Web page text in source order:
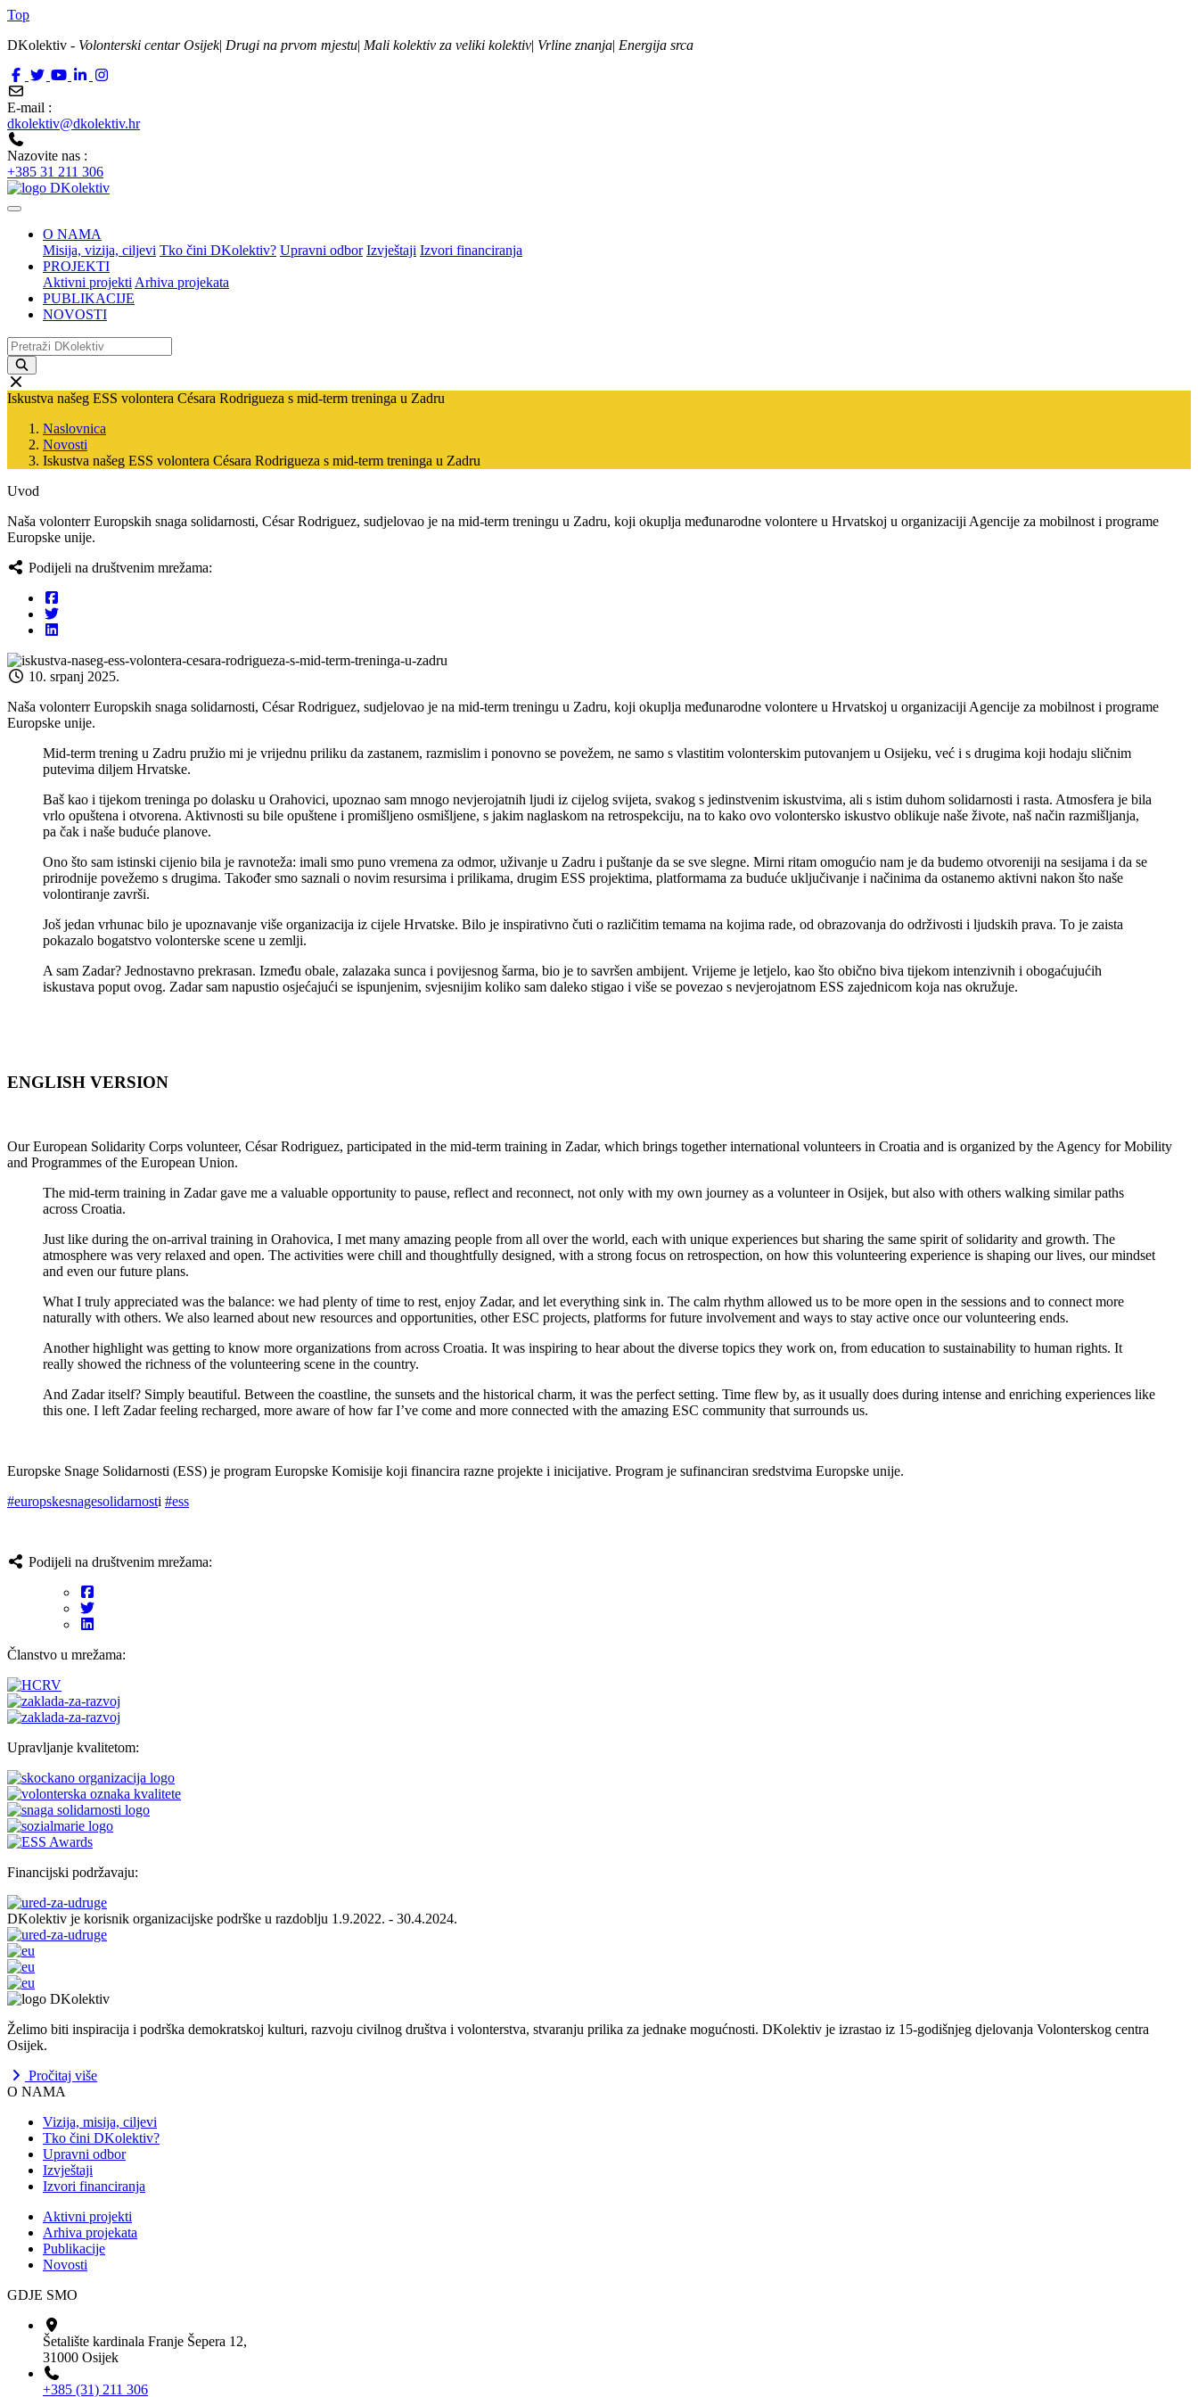
Top
DKolektiv - Volonterski centar Osijek| Drugi na prvom mjestu| Mali kolektiv za veliki kolektiv| Vrline znanja| Energija srca
E-mail :
dkolektiv@dkolektiv.hr
Nazovite nas :
+385 31 211 306
O NAMA
Misija, vizija, ciljevi Tko čini DKolektiv? Upravni odbor Izvještaji Izvori financiranja
PROJEKTI
Aktivni projekti Arhiva projekata
PUBLIKACIJE
NOVOSTI
Iskustva našeg ESS volontera Césara Rodrigueza s mid-term treninga u Zadru
Naslovnica
Novosti
Iskustva našeg ESS volontera Césara Rodrigueza s mid-term treninga u Zadru
Uvod
Naša volonterr Europskih snaga solidarnosti, César Rodriguez, sudjelovao je na mid-term treningu u Zadru, koji okuplja međunarodne volontere u Hrvatskoj u organizaciji Agencije za mobilnost i programe
Europske unije.
Podijeli na društvenim mrežama:
10. srpanj 2025.
Naša volonterr Europskih snaga solidarnosti, César Rodriguez, sudjelovao je na mid-term treningu u Zadru, koji okuplja međunarodne volontere u Hrvatskoj u organizaciji Agencije za mobilnost i programe
Europske unije.
Mid-term trening u Zadru pružio mi je vrijednu priliku da zastanem, razmislim i ponovno se povežem, ne samo s vlastitim volonterskim putovanjem u Osijeku, već i s drugima koji hodaju sličnim
putevima diljem Hrvatske.
Baš kao i tijekom treninga po dolasku u Orahovici, upoznao sam mnogo nevjerojatnih ljudi iz cijelog svijeta, svakog s jedinstvenim iskustvima, ali s istim duhom solidarnosti i rasta. Atmosfera je bila
vrlo opuštena i otvorena. Aktivnosti su bile opuštene i promišljeno osmišljene, s jakim naglaskom na retrospekciju, na to kako ovo volontersko iskustvo oblikuje naše živote, naš način razmišljanja,
pa čak i naše buduće planove.
Ono što sam istinski cijenio bila je ravnoteža: imali smo puno vremena za odmor, uživanje u Zadru i puštanje da se sve slegne. Mirni ritam omogućio nam je da budemo otvoreniji na sesijama i da se
prirodnije povežemo s drugima. Također smo saznali o novim resursima i prilikama, drugim ESS projektima, platformama za buduće uključivanje i načinima da ostanemo aktivni nakon što naše
volontiranje završi.
Još jedan vrhunac bilo je upoznavanje više organizacija iz cijele Hrvatske. Bilo je inspirativno čuti o različitim temama na kojima rade, od obrazovanja do održivosti i ljudskih prava. To je zaista
pokazalo bogatstvo volonterske scene u zemlji.
A sam Zadar? Jednostavno prekrasan. Između obale, zalazaka sunca i povijesnog šarma, bio je to savršen ambijent. Vrijeme je letjelo, kao što obično biva tijekom intenzivnih i obogaćujućih
iskustava poput ovog. Zadar sam napustio osjećajući se ispunjenim, svjesnijim koliko sam daleko stigao i više se povezao s nevjerojatnom ESS zajednicom koja nas okružuje.
ENGLISH VERSION
Our European Solidarity Corps volunteer, César Rodriguez, participated in the mid-term training in Zadar, which brings together international volunteers in Croatia and is organized by the Agency for Mobility
and Programmes of the European Union.
The mid-term training in Zadar gave me a valuable opportunity to pause, reflect and reconnect, not only with my own journey as a volunteer in Osijek, but also with others walking similar paths
across Croatia.
Just like during the on-arrival training in Orahovica, I met many amazing people from all over the world, each with unique experiences but sharing the same spirit of solidarity and growth. The
atmosphere was very relaxed and open. The activities were chill and thoughtfully designed, with a strong focus on retrospection, on how this volunteering experience is shaping our lives, our mindset
and even our future plans.
What I truly appreciated was the balance: we had plenty of time to rest, enjoy Zadar, and let everything sink in. The calm rhythm allowed us to be more open in the sessions and to connect more
naturally with others. We also learned about new resources and opportunities, other ESC projects, platforms for future involvement and ways to stay active once our volunteering ends.
Another highlight was getting to know more organizations from across Croatia. It was inspiring to hear about the diverse topics they work on, from education to sustainability to human rights. It
really showed the richness of the volunteering scene in the country.
And Zadar itself? Simply beautiful. Between the coastline, the sunsets and the historical charm, it was the perfect setting. Time flew by, as it usually does during intense and enriching experiences like
this one. I left Zadar feeling recharged, more aware of how far I’ve come and more connected with the amazing ESC community that surrounds us.
Europske Snage Solidarnosti (ESS) je program Europske Komisije koji financira razne projekte i inicijative. Program je sufinanciran sredstvima Europske unije.
#europskesnagesolidarnosti #ess
Podijeli na društvenim mrežama:
Članstvo u mrežama:
Upravljanje kvalitetom:
Financijski podržavaju:
DKolektiv je korisnik organizacijske podrške u razdoblju 1.9.2022. - 30.4.2024.
Želimo biti inspiracija i podrška demokratskoj kulturi, razvoju civilnog društva i volonterstva, stvaranju prilika za jednake mogućnosti. DKolektiv je izrastao iz 15-godišnjeg djelovanja Volonterskog centra
Osijek.
Pročitaj više
O NAMA
Vizija, misija, ciljevi
Tko čini DKolektiv?
Upravni odbor
Izvještaji
Izvori financiranja
Aktivni projekti
Arhiva projekata
Publikacije
Novosti
GDJE SMO
Šetalište kardinala Franje Šepera 12,
31000 Osijek
+385 (31) 211 306